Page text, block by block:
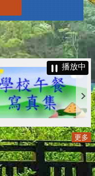
播放中
更多